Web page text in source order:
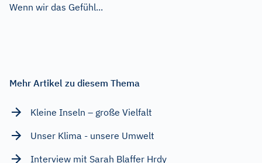
Wenn wir das Gefühl...
Mehr Artikel zu diesem Thema
Kleine Inseln – große Vielfalt
Unser Klima - unsere Umwelt
Interview mit Sarah Blaffer Hrdy